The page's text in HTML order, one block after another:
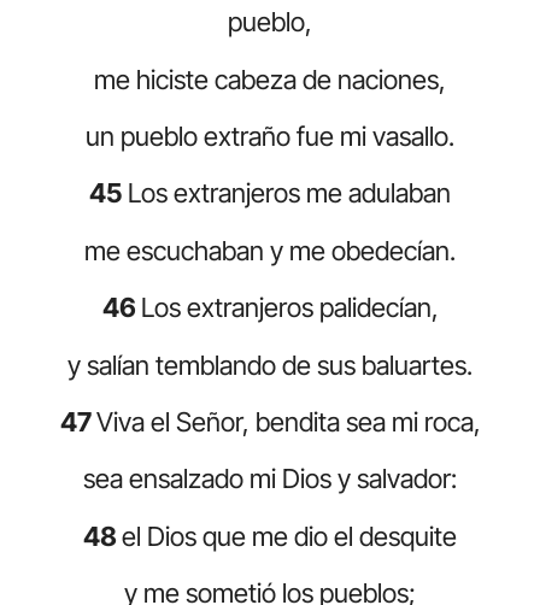
pueblo,
me hiciste cabeza de naciones,
un pueblo extraño fue mi vasallo.
45 Los extranjeros me adulaban
me escuchaban y me obedecían.
46 Los extranjeros palidecían,
y salían temblando de sus baluartes.
47Viva el Señor, bendita sea mi roca,
sea ensalzado mi Dios y salvador:
48el Dios que me dio el desquite
y me sometió los pueblos;